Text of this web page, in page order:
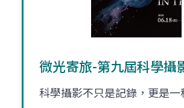
微光寄旅-第九屆科學攝
科學攝影不只是記錄，更是一